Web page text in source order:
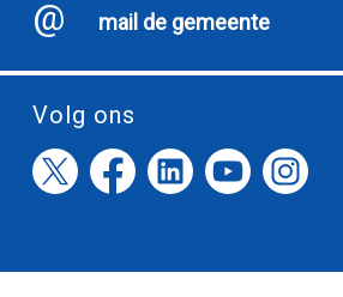
mail de gemeente
Volg ons